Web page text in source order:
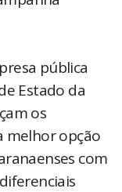
pública
Estado da
os
melhor opção
com